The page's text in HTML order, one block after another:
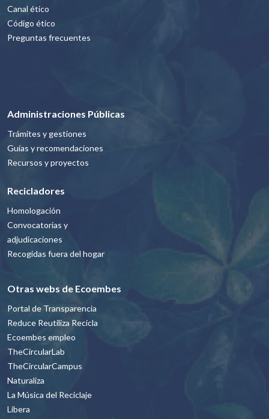
Canal ético
Código ético
Preguntas frecuentes
Administraciones Públicas
Trámites y gestiones
Guías y recomendaciones
Recursos y proyectos
Recicladores
Homologación
Convocatorias y
adjudicaciones
Recogidas fuera del hogar
Otras webs de Ecoembes
Portal de Transparencia
Reduce Reutiliza Recicla
Ecoembes empleo
TheCircularLab
TheCircularCampus
Naturaliza
La Música del Reciclaje
Libera